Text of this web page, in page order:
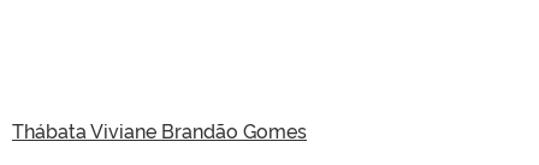
Thábata Viviane Brandão Gomes